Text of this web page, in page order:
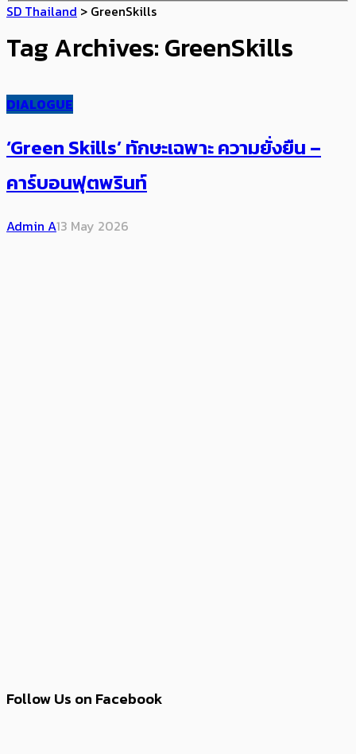
SD Thailand > GreenSkills
Tag Archives: GreenSkills
DIALOGUE
‘Green Skills’ ทักษะเฉพาะ ความยั่งยืน –
คาร์บอนฟุตพรินท์
Admin A13 May 2026
Follow Us on Facebook